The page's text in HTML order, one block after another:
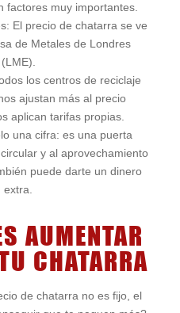
factores muy importantes.
El precio de chatarra se ve
de Metales de Londres
(LME).
los centros de reciclaje
ajustan más al precio
aplican tarifas propias.
una cifra: es una puerta
y al aprovechamiento
puede darte un dinero
extra.
AUMENTAR
CHATARRA
de chatarra no es fijo, el